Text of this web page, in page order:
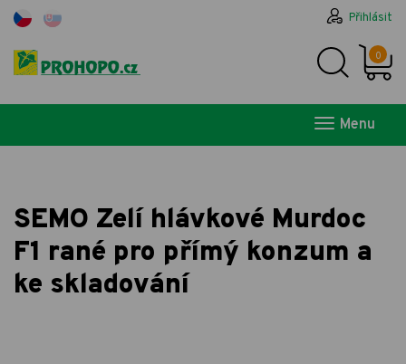
Přihlásit
0
Menu
SEMO Zelí hlávkové Murdoc
F1 rané pro přímý konzum a
ke skladování